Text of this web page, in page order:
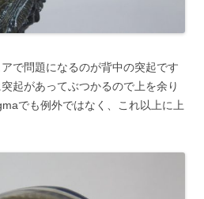
で問題になるのが背中の突起です
起があってぶつかるので上を余り
でも例外ではなく、これ以上に上